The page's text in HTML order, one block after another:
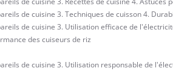
de cuisine 3. Techniques de cuisson 4.
de cuisine 3. Utilisation efficace de
des cuiseurs de riz
de cuisine 3. Utilisation responsable de